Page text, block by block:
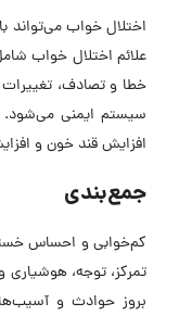
اختلال خواب
علائم اختلال خواب
خطا و تصادف،
سیستم ایمنی
افزایش قند خون و
جمع‌بندی
کم‌خوابی و احساس
تمرکز، توجه،
بروز حوادث و